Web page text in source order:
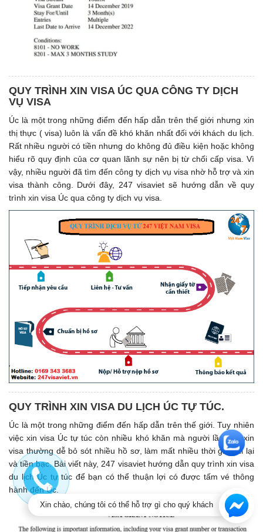
QUY TRÌNH XIN VISA ÚC QUA CÔNG TY DỊCH
VỤ VISA
Úc là một trong những điểm đến hấp dẫn trên thế giới nhưng xin
thị thực ( visa) luôn là vấn đề khó khăn nhất đối với khách du lịch.
Rất nhiều người có tiền nhưng do không đủ điều kiện hoặc không
hiểu rõ quy định của cơ quan lãnh sự nên bị từ chối cấp visa. Vì
vậy, nhiều người đã tìm đến công ty dịch vụ visa nhờ hỗ trợ và xin
visa thành công. Dưới đây, 247 visaviet sẽ hướng dẫn về quy
trình xin visa Úc qua công ty dịch vụ visa.
QUY TRÌNH XIN VISA DU LỊCH ÚC TỰ TÚC.
Úc là một trong những điểm đến hấp dẫn trên thế giới. Tuy nhiên
việc xin visa Úc tự túc còn nhiều khó khăn mà người lần đầu xin
visa thường dễ bỏ sót nhiều hồ sơ, làm mất nhiều thời gian đi lại
và tiền bạc. Bài viết này, 247 visaviet hướng dẫn quy trình xin visa
du lịch Úc tự túc để bạn có thể thuận lợi có được tấm vé thông
hành đến Úc.
Xin chào, chúng tôi có thể hỗ trợ gì cho quý khách